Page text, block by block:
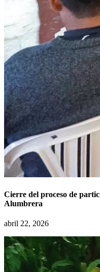
Cierre del proceso de
Alumbrera
abril 22, 2026